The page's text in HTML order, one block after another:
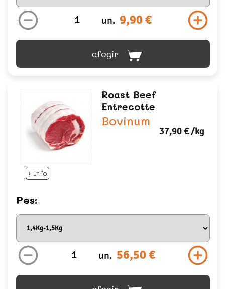
un. 9,90 €
afegir
+ Info
Roast Beef
Entrecotte
Bovinum
37,90 €/kg
Pes:
un. 56,50 €